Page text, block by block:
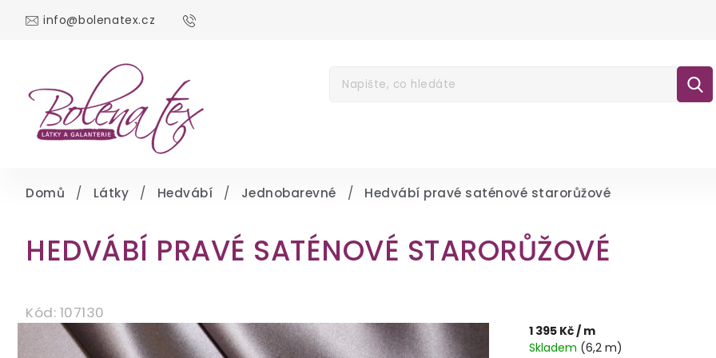
info@bolenatex.cz
Domů / Látky / Hedvábí / Jednobarevné / Hedvábí pravé saténové starorůžové
HEDVÁBÍ PRAVÉ SATÉNOVÉ STARORŮŽOVÉ
Kód: 107130
1 395 Kč/ m
Skladem (6,2 m)